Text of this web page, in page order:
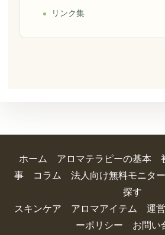
リンク集
ホーム アロマテラピーの基本
事
コラム 法人向け無料モニター
探す
スキンケア
アロマアイテム 運
ーポリシー
お問い